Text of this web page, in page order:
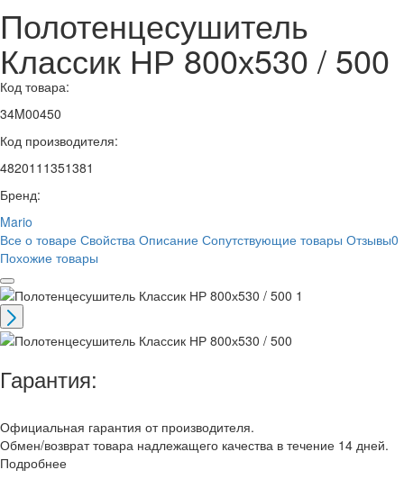
Полотенцесушитель
Классик НР 800х530 / 500
Код товара:
34M00450
Код производителя:
4820111351381
Бренд:
Mario
Все о товаре Свойства Описание Сопутствующие товары Отзывы0
Похожие товары
Гарантия:
Официальная гарантия от производителя.
Обмен/возврат товара надлежащего качества в течение 14 дней.
Подробнее